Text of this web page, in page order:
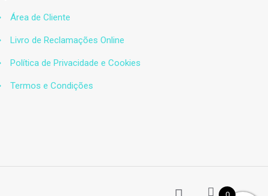
Área de Cliente
Livro de Reclamações Online
Política de Privacidade e Cookies
Termos e Condições